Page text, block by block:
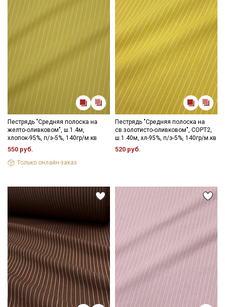
Пестрядь "Средняя полоска на
желто-оливковом", ш.1.4м,
хлопок-95%, п/э-5%, 140гр/м.кв
550 руб.
Только онлайн-заказ
Пестрядь "Средняя полоска на
св.золотисто-оливковом", СОРТ2,
ш.1.40м, хл-95%, п/э-5%, 140гр/м.кв
520 руб.